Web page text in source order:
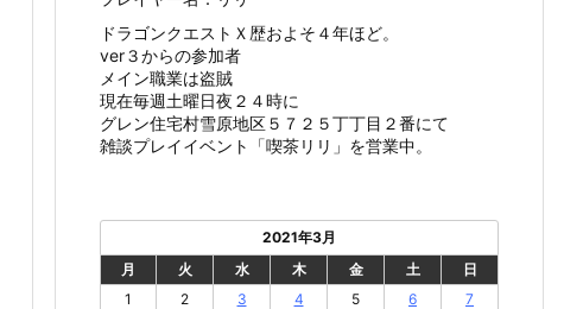
ドラゴンクエストＸ歴およそ４年ほど。
ver３からの参加者
メイン職業は盗賊
現在毎週土曜日夜２４時に
グレン住宅村雪原地区５７２５丁丁目２番にて
雑談プレイイベント「喫茶リリ」を営業中。
2021年3月
月
火 水 木 金 土
日
1
2 3 4 5 6
7